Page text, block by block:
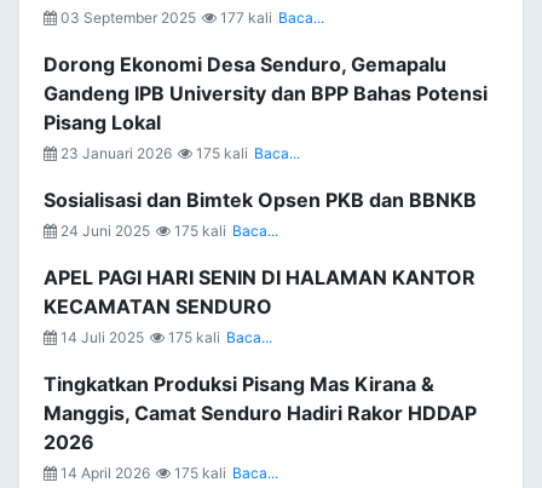
03 September 2025 177 kali Baca...
Dorong Ekonomi Desa Senduro, Gemapalu
Gandeng IPB University dan BPP Bahas Potensi
Pisang Lokal
23 Januari 2026 175 kali Baca...
Sosialisasi dan Bimtek Opsen PKB dan BBNKB
24 Juni 2025 175 kali Baca...
APEL PAGI HARI SENIN DI HALAMAN KANTOR
KECAMATAN SENDURO
14 Juli 2025 175 kali Baca...
Tingkatkan Produksi Pisang Mas Kirana &
Manggis, Camat Senduro Hadiri Rakor HDDAP
2026
14 April 2026 175 kali Baca...